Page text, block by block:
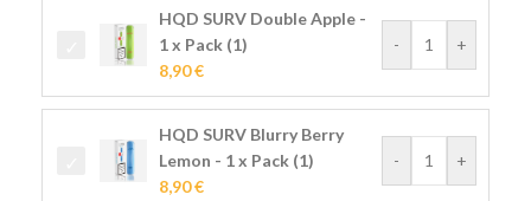
HQD SURV Double Apple -
1 x Pack (1)
8,90€
- +
HQD SURV Blurry Berry
Lemon - 1 x Pack (1)
8,90€
- +